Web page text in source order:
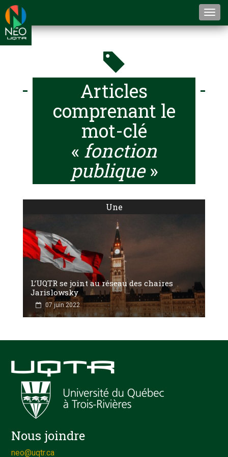
Articles
comprenant le
mot-clé
« fonction
publique»
Une
L’UQTR se joint au réseau des chaires
Jarislowsky
07 juin 2022
Nous joindre
neo@uqtr.ca